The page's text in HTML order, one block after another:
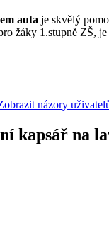
auta je skvělý
žáky 1.stupně ZŠ,
názory
kapsář na